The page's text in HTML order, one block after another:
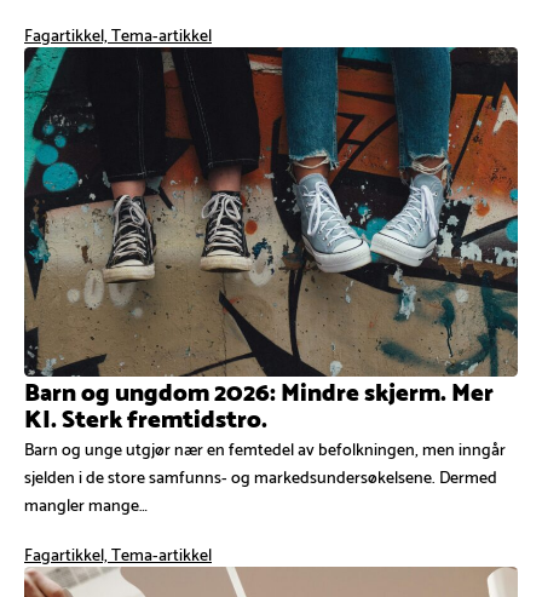
Fagartikkel, Tema-artikkel
Barn og ungdom 2026: Mindre skjerm. Mer
KI. Sterk fremtidstro.
Barn og unge utgjør nær en femtedel av befolkningen, men inngår
sjelden i de store samfunns- og markedsundersøkelsene. Dermed
mangler mange…
Fagartikkel, Tema-artikkel